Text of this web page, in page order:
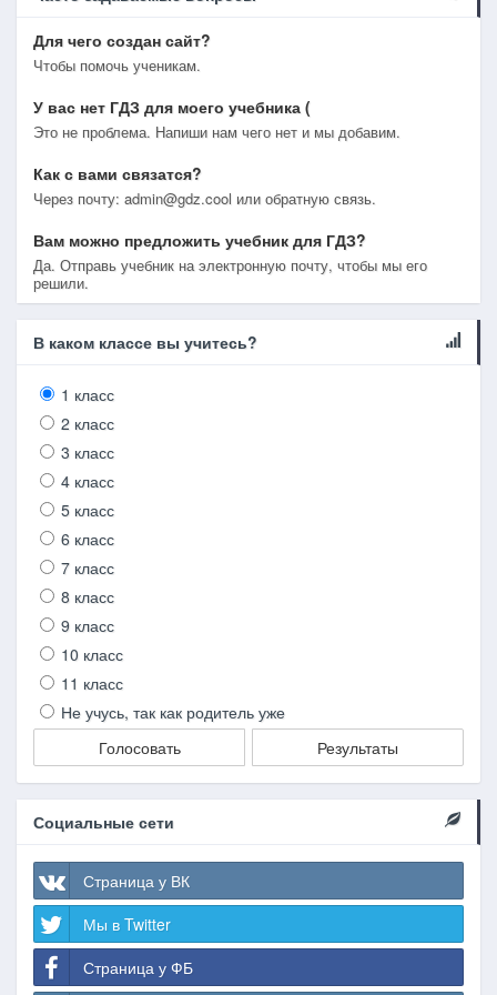
Для чего создан сайт?
Чтобы помочь ученикам.
У вас нет ГДЗ для моего учебника (
Это не проблема. Напиши нам чего нет и мы добавим.
Как с вами связатся?
Через почту: admin@gdz.cool или обратную связь.
Вам можно предложить учебник для ГДЗ?
Да. Отправь учебник на электронную почту, чтобы мы его
решили.
В каком классе вы учитесь?
1 класс
2 класс
3 класс
4 класс
5 класс
6 класс
7 класс
8 класс
9 класс
10 класс
11 класс
Не учусь, так как родитель уже
Голосовать
Результаты
Социальные сети
Страница у ВК
Мы в Twitter
Страница у ФБ